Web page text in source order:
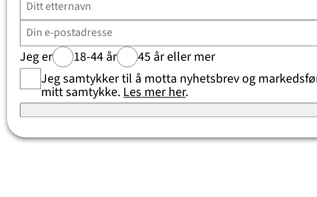
Jeg er 18-44 år
45 år eller mer
Jeg samtykker til å motta nyhetsbrev og
mitt samtykke. Les mer her.